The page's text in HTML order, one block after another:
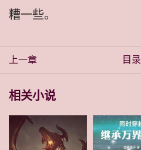
糟一些。
上一章 目录
相关小说